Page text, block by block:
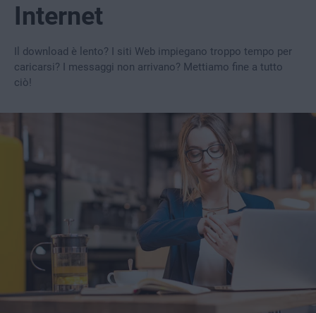
Internet
Il download è lento? I siti Web impiegano troppo tempo per
caricarsi? I messaggi non arrivano? Mettiamo fine a tutto
ciò!